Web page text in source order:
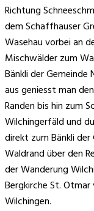
Richtung
dem Schaffhauser
Wasehau vorbei an
Mischwälder zum
Bänkli der Gemeinde
aus geniesst man
Randen bis hin zum
Wilchingerfäld und
direkt zum Bänkli
Waldrand über den
der Wanderung
Bergkirche St.
Wilchingen.